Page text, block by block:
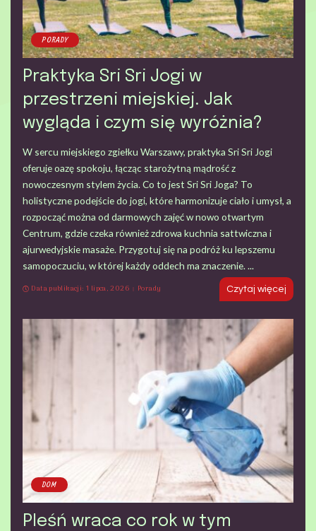
PORADY
Praktyka Sri Sri Jogi w
przestrzeni miejskiej. Jak
wygląda i czym się wyróżnia?
W sercu miejskiego zgiełku Warszawy, praktyka Sri Sri Jogi
oferuje oazę spokoju, łącząc starożytną mądrość z
nowoczesnym stylem życia. Co to jest Sri Sri Joga? To
holistyczne podejście do jogi, które harmonizuje ciało i umysł, a
rozpocząć można od darmowych zajęć w nowo otwartym
Centrum, gdzie czeka również zdrowa kuchnia sattwiczna i
ajurwedyjskie masaże. Przygotuj się na podróż ku lepszemu
samopoczuciu, w której każdy oddech ma znaczenie. ...
Data publikacji: 1 lipca, 2026
Porady Czytaj więcej
DOM
Pleśń wraca co rok w tym